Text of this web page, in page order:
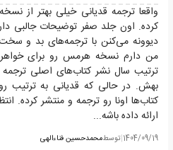
واقعا ترجمه قدیانی خیلی بهتر از
کرده. اون جلد صفر توضیحات جالبی
دیوونه می‌کنن با ترجمه‌های بد و
من دارم نسخه هرمس رو برای
ترتیب سال نشر کتاب‌های اصلی
بهش. در حالی که قدیانی به ترتیب
کتاب‌ها اونا رو ترجمه و منتشر کرده.
ارائه داده باشه...
1404/09/19
|توسطمحمدحسین فناءالهی